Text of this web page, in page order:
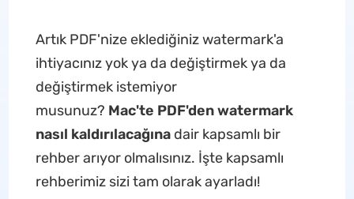
Artık PDF'nize eklediğiniz watermark'a
ihtiyacınız yok ya da değiştirmek ya da
değiştirmek istemiyor
musunuz? Mac'te PDF'den watermark
nasıl kaldırılacağına dair kapsamlı bir
rehber arıyor olmalısınız. İşte kapsamlı
rehberimiz sizi tam olarak ayarladı!